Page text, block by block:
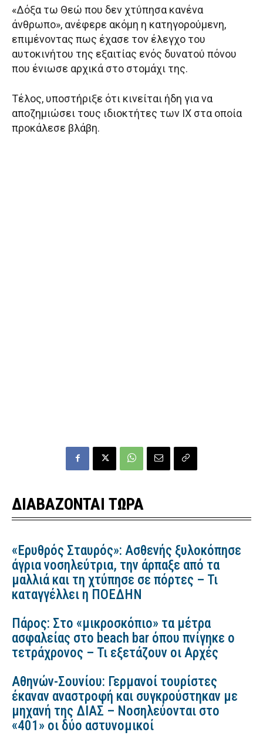
«Δόξα τω Θεώ που δεν χτύπησα κανένα
άνθρωπο», ανέφερε ακόμη η κατηγορούμενη,
επιμένοντας πως έχασε τον έλεγχο του
αυτοκινήτου της εξαιτίας ενός δυνατού πόνου
που ένιωσε αρχικά στο στομάχι της.
Τέλος, υποστήριξε ότι κινείται ήδη για να
αποζημιώσει τους ιδιοκτήτες των ΙΧ στα οποία
προκάλεσε βλάβη.
ΔΙΑΒΑΖΟΝΤΑΙ ΤΩΡΑ
«Ερυθρός Σταυρός»: Ασθενής ξυλοκόπησε
άγρια νοσηλεύτρια, την άρπαξε από τα
μαλλιά και τη χτύπησε σε πόρτες – Τι
καταγγέλλει η ΠΟΕΔΗΝ
Πάρος: Στο «μικροσκόπιο» τα μέτρα
ασφαλείας στο beach bar όπου πνίγηκε ο
τετράχρονος – Τι εξετάζουν οι Αρχές
Αθηνών-Σουνίου: Γερμανοί τουρίστες
έκαναν αναστροφή και συγκρούστηκαν με
μηχανή της ΔΙΑΣ – Νοσηλεύονται στο
«401» οι δύο αστυνομικοί